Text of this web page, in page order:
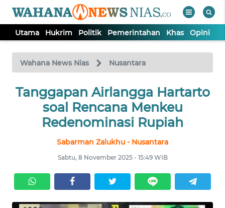
Utama Hukrim Politik Pemerintahan Khas Opini
Wahana News Nias Nusantara
Tanggapan Airlangga Hartarto
soal Rencana Menkeu
Redenominasi Rupiah
Sabarman Zalukhu - Nusantara
Sabtu, 8 November 2025 - 15:49 WIB
TV
Tutup
UTAMA
HUKRIM
PEMERINTAHAN
KHAS